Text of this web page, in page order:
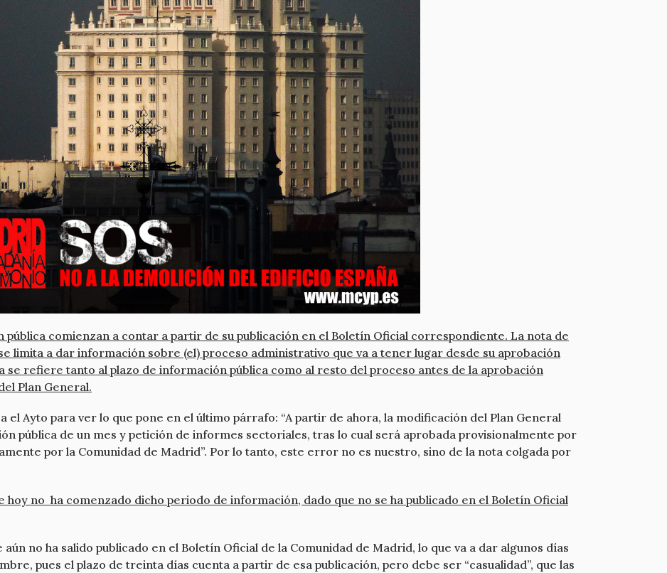
comienzan a contar a partir de su publicación en el Boletín Oficial correspondiente. La nota de
limita a dar información sobre (el) proceso administrativo que va a tener lugar desde su aprobación
se refiere tanto al plazo de información pública como al resto del proceso antes de la aprobación
Plan General.
el Ayto para ver lo que pone en el último párrafo: “A partir de ahora, la modificación del Plan General
pública de un mes y petición de informes sectoriales, tras lo cual será aprobada provisionalmente por
por la Comunidad de Madrid”. Por lo tanto, este error no es nuestro, sino de la nota colgada por
hoy no ha comenzado dicho periodo de información, dado que no se ha publicado en el Boletín Oficial
no ha salido publicado en el Boletín Oficial de la Comunidad de Madrid, lo que va a dar algunos días
pues el plazo de treinta días cuenta a partir de esa publicación, pero debe ser “casualidad”, que las